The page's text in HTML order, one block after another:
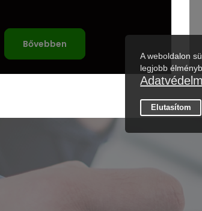
Bővebben